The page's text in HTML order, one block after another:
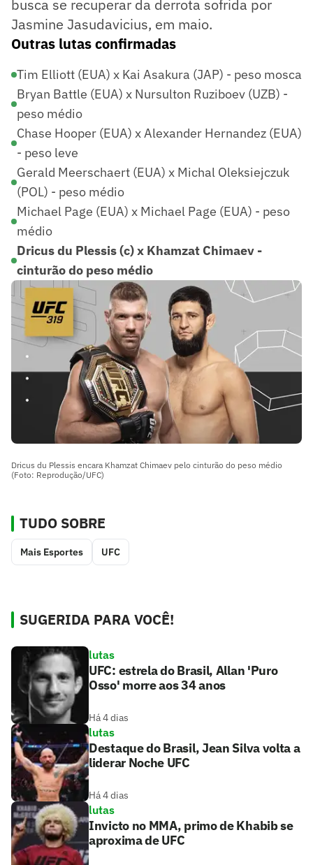
busca se recuperar da derrota sofrida por
Jasmine Jasudavicius, em maio.
Outras lutas confirmadas
Tim Elliott (EUA) x Kai Asakura (JAP) - peso mosca
Bryan Battle (EUA) x Nursulton Ruziboev (UZB) -
peso médio
Chase Hooper (EUA) x Alexander Hernandez (EUA)
- peso leve
Gerald Meerschaert (EUA) x Michal Oleksiejczuk
(POL) - peso médio
Michael Page (EUA) x Michael Page (EUA) - peso
médio
Dricus du Plessis (c) x Khamzat Chimaev -
cinturão do peso médio
Dricus du Plessis encara Khamzat Chimaev pelo cinturão do peso médio
(Foto: Reprodução/UFC)
TUDO SOBRE
Mais Esportes UFC
SUGERIDA PARA VOCÊ!
lutas
UFC: estrela do Brasil, Allan 'Puro
Osso' morre aos 34 anos
Há 4 dias
lutas
Destaque do Brasil, Jean Silva volta a
liderar Noche UFC
Há 4 dias
lutas
Invicto no MMA, primo de Khabib se
aproxima de UFC